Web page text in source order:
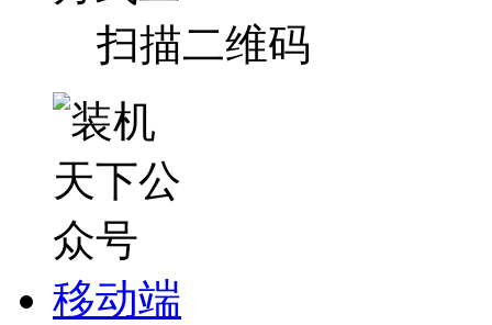
扫描二维码
移动端